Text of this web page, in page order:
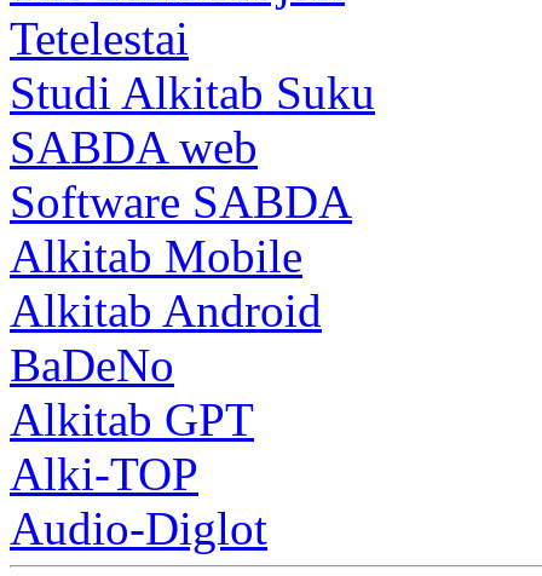
Tetelestai
Studi Alkitab Suku
SABDA web
Software SABDA
Alkitab Mobile
Alkitab Android
BaDeNo
Alkitab GPT
Alki-TOP
Audio-Diglot